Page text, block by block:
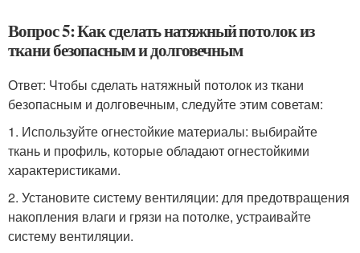
Вопрос 5: Как сделать натяжный потолок из
ткани безопасным и долговечным
Ответ: Чтобы сделать натяжный потолок из ткани
безопасным и долговечным, следуйте этим советам:
1. Используйте огнестойкие материалы: выбирайте
ткань и профиль, которые обладают огнестойкими
характеристиками.
2. Установите систему вентиляции: для предотвращения
накопления влаги и грязи на потолке, устраивайте
систему вентиляции.